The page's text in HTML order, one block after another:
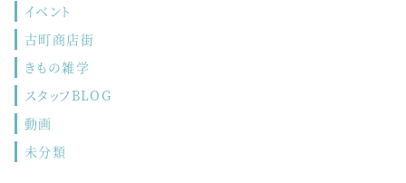
イベント
古町商店街
きもの雑学
スタッフBLOG
動画
未分類